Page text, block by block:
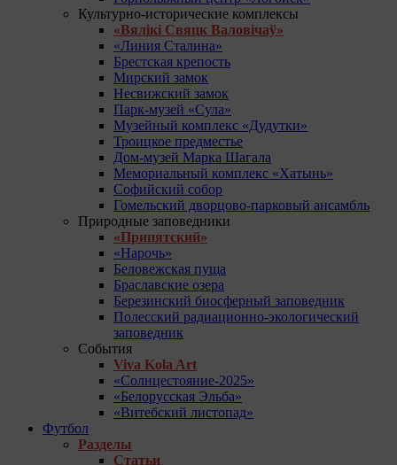
Культурно-исторические комплексы
«Вялікі Свяцк Валовічаў»
«Линия Сталина»
Брестская крепость
Мирский замок
Несвижский замок
Парк-музей «Сула»
Музейный комплекс «Дудутки»
Троицкое предместье
Дом-музей Марка Шагала
Мемориальный комплекс «Хатынь»
Софийский собор
Гомельский дворцово-парковый ансамбль
Природные заповедники
«Припятский»
«Нарочь»
Беловежская пуща
Браславские озера
Березинский биосферный заповедник
Полесский радиационно-экологический
заповедник
События
Viva Kola Art
«Солнцестояние-2025»
«Белорусская Эльба»
«Витебский листопад»
Футбол
Разделы
Статьи